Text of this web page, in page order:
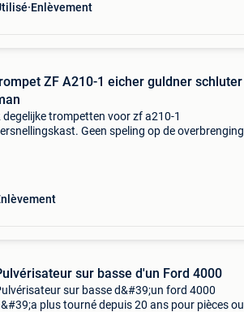
Enlèvement
ZF A210-1 eicher guldner schluter
degelijke trompetten voor zf a210-1
Geen speling op de overbrenging
sur basse d'un Ford 4000
sur basse d&#39;un ford 4000
plus tourné depuis 20 ans pour pièces ou